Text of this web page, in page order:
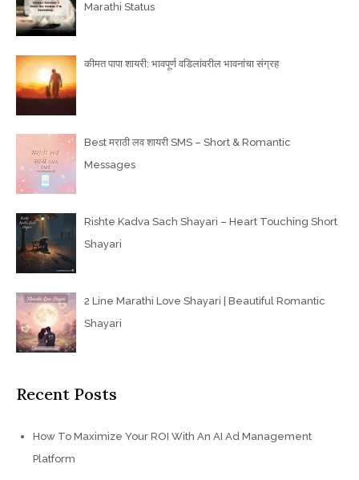
Marathi Status
कीमत पापा शायरी: भावपूर्ण वडिलांवरील भावनांचा संग्रह
Best मराठी लव शायरी SMS – Short & Romantic
Messages
Rishte Kadva Sach Shayari – Heart Touching Short
Shayari
2 Line Marathi Love Shayari | Beautiful Romantic
Shayari
Recent Posts
How To Maximize Your ROI With An AI Ad Management
Platform